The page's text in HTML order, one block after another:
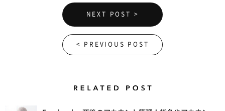
NEXT POST >
< PREVIOUS POST